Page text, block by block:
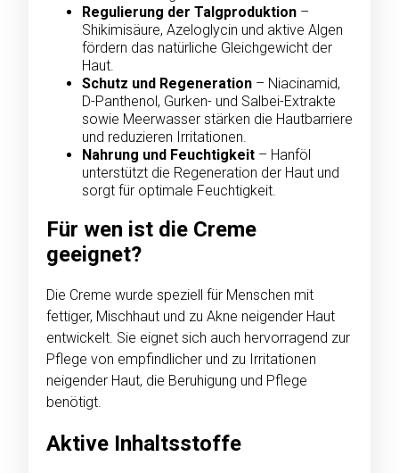
Regulierung der Talgproduktion –
Shikimisäure, Azeloglycin und aktive Algen
fördern das natürliche Gleichgewicht der
Haut.
Schutz und Regeneration – Niacinamid,
D-Panthenol, Gurken- und Salbei-Extrakte
sowie Meerwasser stärken die Hautbarriere
und reduzieren Irritationen.
Nahrung und Feuchtigkeit – Hanföl
unterstützt die Regeneration der Haut und
sorgt für optimale Feuchtigkeit.
Für wen ist die Creme
geeignet?
Die Creme wurde speziell für Menschen mit
fettiger, Mischhaut und zu Akne neigender Haut
entwickelt. Sie eignet sich auch hervorragend zur
Pflege von empfindlicher und zu Irritationen
neigender Haut, die Beruhigung und Pflege
benötigt.
Aktive Inhaltsstoffe